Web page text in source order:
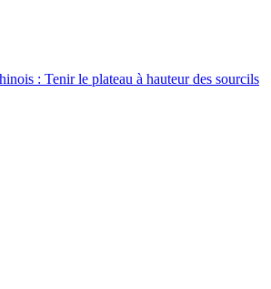
: Tenir le plateau à hauteur des sourcils